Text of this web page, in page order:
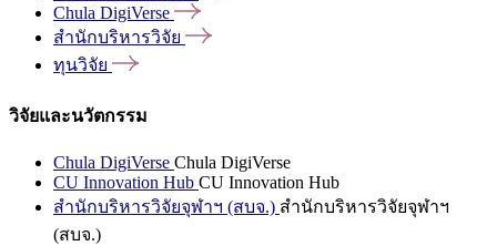
Chula DigiVerse
สำนักบริหารวิจัย
ทุนวิจัย
วิจัยและนวัตกรรม
Chula DigiVerse Chula DigiVerse
CU Innovation Hub CU Innovation Hub
สำนักบริหารวิจัยจุฬาฯ (สบจ.) สำนักบริหารวิจัยจุฬาฯ
(สบจ.)